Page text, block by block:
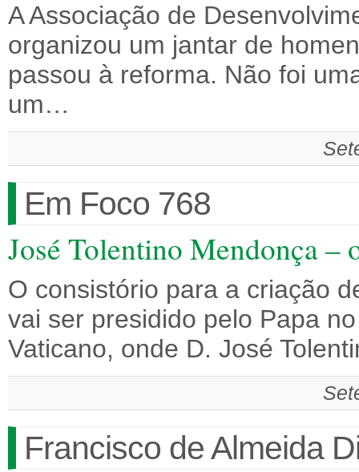
A Associação de
organizou um jantar de
passou à reforma. Não foi
um…
Em Foco 768
José Tolentino Mendonça –
O consistório para a criação
vai ser presidido pelo Papa
Vaticano, onde D. José
Francisco de Almeida